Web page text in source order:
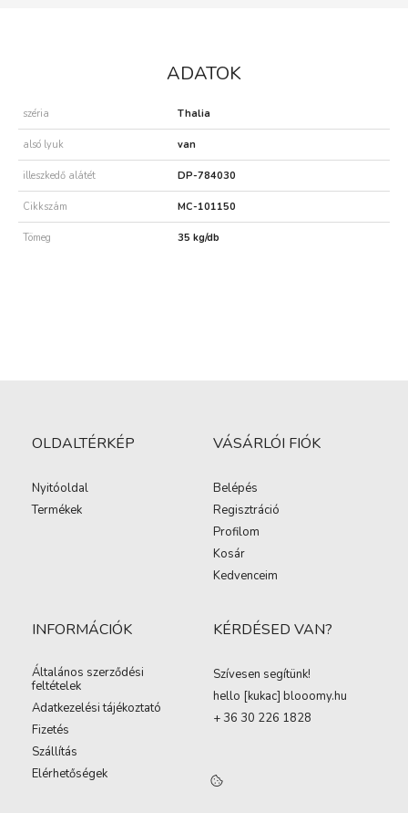
ADATOK
széria Thalia
alsó lyuk van
illeszkedő alátét DP-784030
Cikkszám MC-101150
Tömeg 35 kg/db
OLDALTÉRKÉP
Nyitóoldal
Termékek
VÁSÁRLÓI FIÓK
Belépés
Regisztráció
Profilom
Kosár
Kedvenceim
INFORMÁCIÓK
Általános szerződési
feltételek
Adatkezelési tájékoztató
Fizetés
Szállítás
Elérhetőségek
KÉRDÉSED VAN?
Szívesen segítünk!
hello [kukac] blooomy.hu
+ 36 30 226 1828